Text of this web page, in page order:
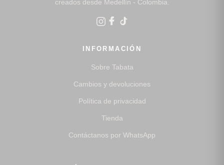
creados desde Medellín - Colombia.
INFORMACIÓN
Sobre Tabata
Cambios y devoluciones
Política de privacidad
Tienda
Contáctanos por WhatsApp